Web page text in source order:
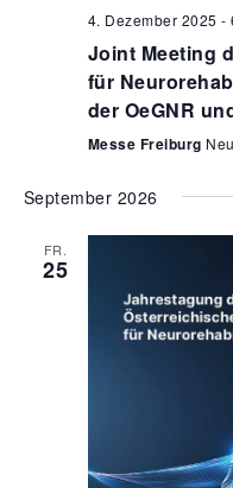
4. Dezember 2025 -
Joint Meeting
für
der OeGNR
Messe Freiburg
September 2026
FR.
25